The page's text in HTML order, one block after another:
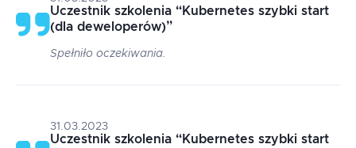
Uczestnik szkolenia “Kubernetes szybki start
(dla deweloperów)”
Spełniło oczekiwania.
31.03.2023
Uczestnik szkolenia “Kubernetes szybki start